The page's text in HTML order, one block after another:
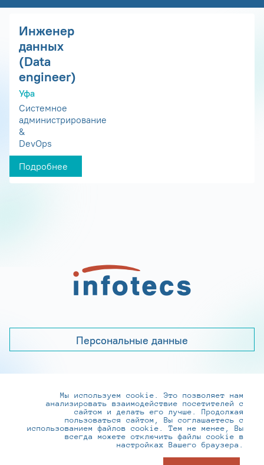
Инженер
данных
(Data
engineer)
Уфа
Системное
администрирование
&
DevOps
Подробнее
Персональные данные
+7 (495) 737-6192, 8-800-250-0-260
practice@infotecs.ru,hr@infotecs.ru
127273, г. Москва, Отрадная ул., 2Б строение 1
Мы используем cookie. Это позволяет нам
анализировать взаимодействие посетителей с
сайтом и делать его лучше. Продолжая
пользоваться сайтом, Вы соглашаетесь с
использованием файлов cookie. Тем не менее, Вы
всегда можете отключить файлы cookie в
настройках Вашего браузера.